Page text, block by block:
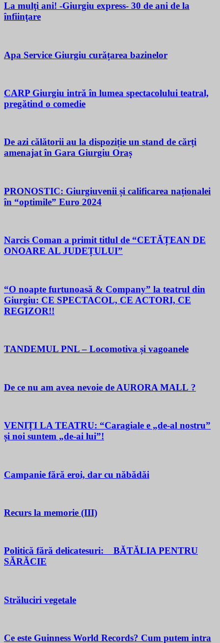
La mulţi ani! -Giurgiu express- 30 de ani de la
înfiinţare
Apa Service Giurgiu curățarea bazinelor
CARP Giurgiu intră în lumea spectacolului teatral,
pregătind o comedie
De azi călătorii au la dispoziție un stand de cărți
amenajat în Gara Giurgiu Oraș
PRONOSTIC: Giurgiuvenii și calificarea naționalei
în “optimile” Euro 2024
Narcis Coman a primit titlul de “CETĂȚEAN DE
ONOARE AL JUDEȚULUI”
“O noapte furtunoasă & Company” la teatrul din
Giurgiu: CE SPECTACOL, CE ACTORI, CE
REGIZOR!!
TANDEMUL PNL – Locomotiva și vagoanele
De ce nu am avea nevoie de AURORA MALL ?
VENIȚI LA TEATRU: “Caragiale e „de-al nostru”
și noi suntem „de-ai lui”!
Campanie fără eroi, dar cu năbădăi
Recurs la memorie (III)
Politică fără delicatesuri: BĂTĂLIA PENTRU
SĂRĂCIE
Străluciri vegetale
Ce este Guinness World Records? Cum putem intra